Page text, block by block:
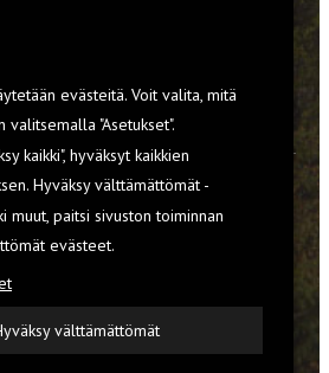
VARUSTEET
RETKI-LEHTI
EVÄSTEET
evästeitä. Voit valita, mitä
"Asetukset".
kaikki", hyväksyt kaikkien
Hyväksy välttämättömät -
muut, paitsi sivuston toiminnan
evästeet.
välttämättömät